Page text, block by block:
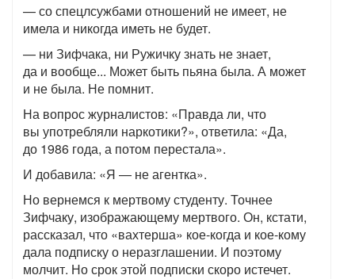
— со спецлсужбами отношений не имеет, не
имела и никогда иметь не будет.
— ни Зифчака, ни Ружичку знать не знает,
да и вообще... Может быть пьяна была. А может
и не была. Не помнит.
На вопрос журналистов: «Правда ли, что
вы употребляли наркотики?», ответила: «Да,
до 1986 года, а потом перестала».
И добавила: «Я — не агентка».
Но вернемся к мертвому студенту. Точнее
Зифчаку, изображающему мертвого. Он, кстати,
рассказал, что «вахтерша» кое-когда и кое-кому
дала подписку о неразглашении. И поэтому
молчит. Но срок этой подписки скоро истечет.